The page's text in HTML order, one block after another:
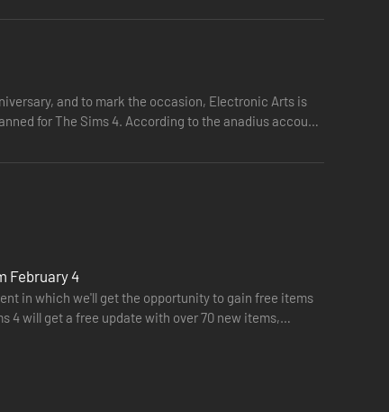
and to mark the occasion, Electronic Arts is
for The Sims 4. According to the anadius account
February 4
in which we'll get the opportunity to gain free items
4 will get a free update with over 70 new items,